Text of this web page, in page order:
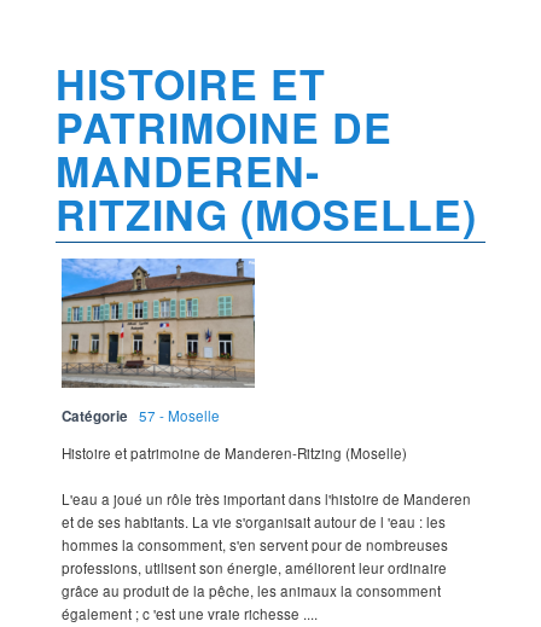
HISTOIRE ET
PATRIMOINE DE
MANDEREN-
RITZING (MOSELLE)
Catégorie
57 - Moselle
Histoire et patrimoine de Manderen-Ritzing (Moselle)
L'eau a joué un rôle très important dans l'histoire de Manderen
et de ses habitants. La vie s'organisait autour de l 'eau : les
hommes la consomment, s'en servent pour de nombreuses
professions, utilisent son énergie, améliorent leur ordinaire
grâce au produit de la pêche, les animaux la consomment
également ; c 'est une vraie richesse ....